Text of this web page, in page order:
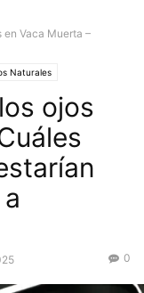
en Vaca Muerta –
Naturales
ojos
0